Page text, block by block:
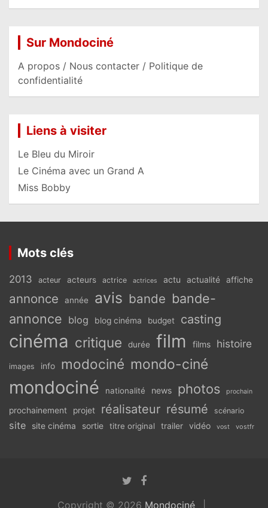
Sur Mondociné
A propos / Nous contacter / Politique de
confidentialité
Liens à visiter
Le Bleu du Miroir
Le Cinéma avec un Grand A
Miss Bobby
Mots clés
2013 acteur acteurs actrice actrices actu actualité affiche
annonce année avis bande bande-
annonce blog blog cinéma budget casting
cinéma critique durée film films histoire
images info modociné mondo-ciné
mondociné nationalité news photos prochain
prochainement projet réalisateur résumé scénario
site site cinéma sortie titre original trailer vidéo vost vostfr
Copyright © 2026 Mondociné